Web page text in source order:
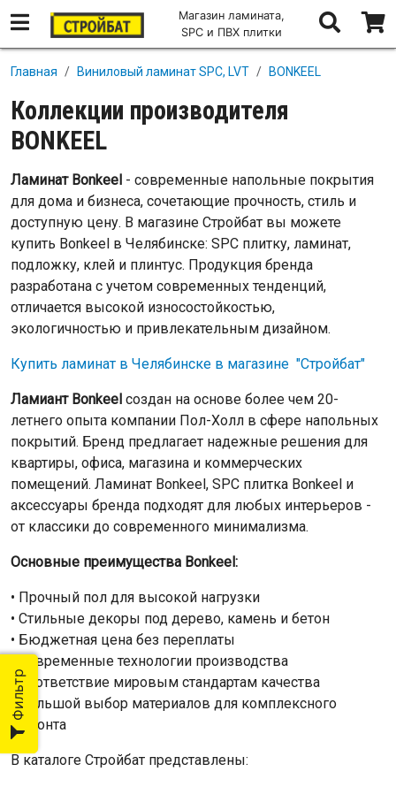
Фильтр
Магазин ламината,
SPC и ПВХ плитки
Главная Виниловый ламинат SPC, LVT BONKEEL
Коллекции производителя
BONKEEL
Ламинат Bonkeel - современные напольные покрытия
для дома и бизнеса, сочетающие прочность, стиль и
доступную цену. В магазине Стройбат вы можете
купить Bonkeel в Челябинске: SPC плитку, ламинат,
подложку, клей и плинтус. Продукция бренда
разработана с учетом современных тенденций,
отличается высокой износостойкостью,
экологичностью и привлекательным дизайном.
Купить ламинат в Челябинске в магазине "Стройбат"
Ламиант Bonkeel создан на основе более чем 20-
летнего опыта компании Пол-Холл в сфере напольных
покрытий. Бренд предлагает надежные решения для
квартиры, офиса, магазина и коммерческих
помещений. Ламинат Bonkeel, SPC плитка Bonkeel и
аксессуары бренда подходят для любых интерьеров -
от классики до современного минимализма.
Основные преимущества Bonkeel:
• Прочный пол для высокой нагрузки
• Стильные декоры под дерево, камень и бетон
• Бюджетная цена без переплаты
• Современные технологии производства
• Соответствие мировым стандартам качества
• Большой выбор материалов для комплексного
ремонта
В каталоге Стройбат представлены: